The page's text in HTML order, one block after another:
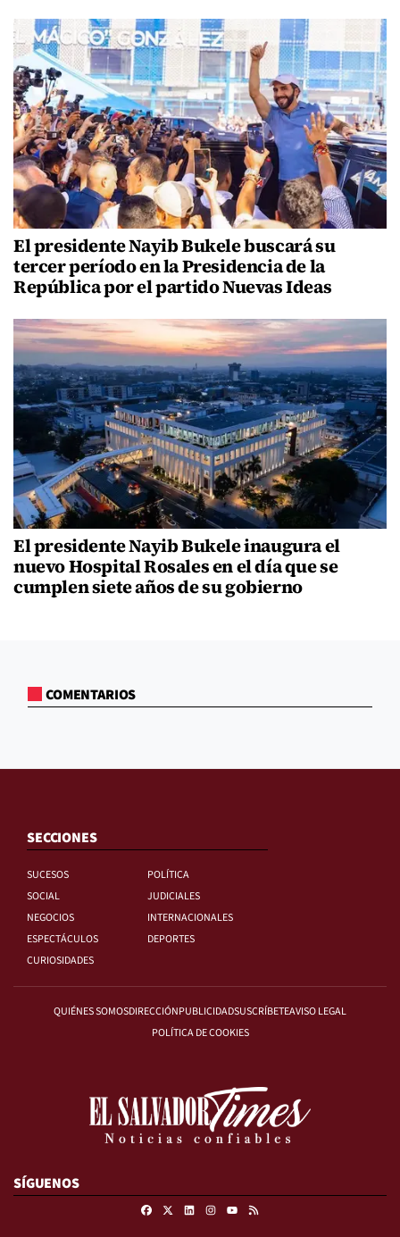
El presidente Nayib Bukele buscará su
tercer período en la Presidencia de la
República por el partido Nuevas Ideas
El presidente Nayib Bukele inaugura el
nuevo Hospital Rosales en el día que se
cumplen siete años de su gobierno
COMENTARIOS
SECCIONES
SUCESOS
POLÍTICA
SOCIAL
JUDICIALES
NEGOCIOS
INTERNACIONALES
ESPECTÁCULOS
DEPORTES
CURIOSIDADES
QUIÉNES SOMOSDIRECCIÓNPUBLICIDADSUSCRÍBETEAVISO LEGAL
POLÍTICA DE COOKIES
SÍGUENOS
FacebookLinkedinInstagram